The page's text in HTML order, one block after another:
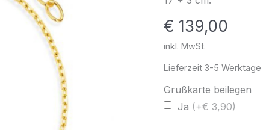
€ 139,00
inkl. MwSt.
Lieferzeit3-5 Werktage
Grußkarte beilegen
Ja (+€ 3,90)
vergoldet
Menge